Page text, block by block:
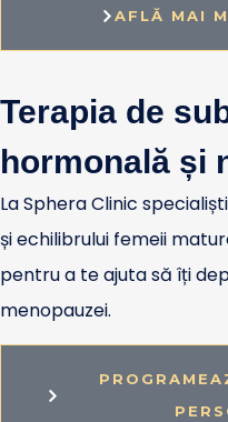
AFLĂ MAI
Terapia de
hormonală și
La Sphera Clinic
și echilibrului femeii
pentru a te ajuta să îți
menopauzei.